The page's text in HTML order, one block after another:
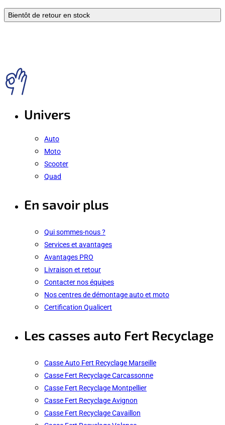
Bientôt de retour en stock
Univers
Auto
Moto
Scooter
Quad
En savoir plus
Qui sommes-nous ?
Services et avantages
Avantages PRO
Livraison et retour
Contacter nos équipes
Nos centres de démontage auto et moto
Certification Qualicert
Les casses auto Fert Recyclage
Casse Auto Fert Recyclage Marseille
Casse Fert Recyclage Carcassonne
Casse Fert Recyclage Montpellier
Casse Fert Recyclage Avignon
Casse Fert Recyclage Cavaillon